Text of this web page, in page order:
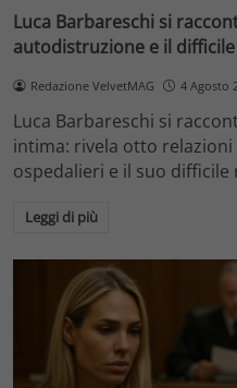
Luca Barbareschi si
autodistruzione e il
Redazione VelvetMAG 4 Agosto
Luca Barbareschi si
intima: rivela otto
ospedalieri e il suo
Leggi di più